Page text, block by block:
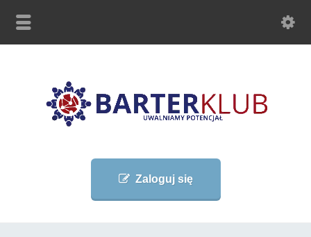
Zaloguj się